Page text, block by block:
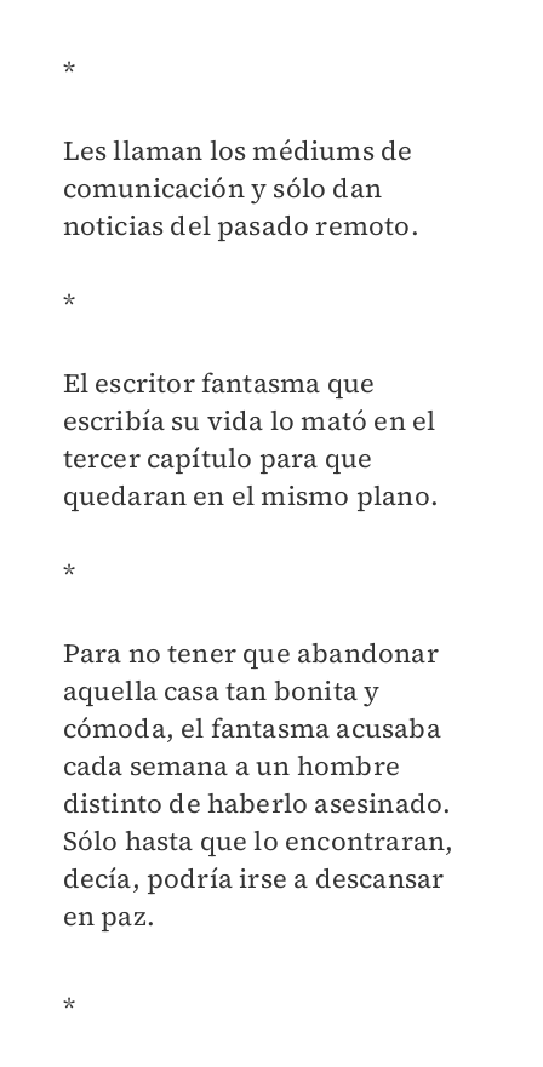
*
Les llaman los médiums de
comunicación y sólo dan
noticias del pasado remoto.
*
El escritor fantasma que
escribía su vida lo mató en el
tercer capítulo para que
quedaran en el mismo plano.
*
Para no tener que abandonar
aquella casa tan bonita y
cómoda, el fantasma acusaba
cada semana a un hombre
distinto de haberlo asesinado.
Sólo hasta que lo encontraran,
decía, podría irse a descansar
en paz.
*